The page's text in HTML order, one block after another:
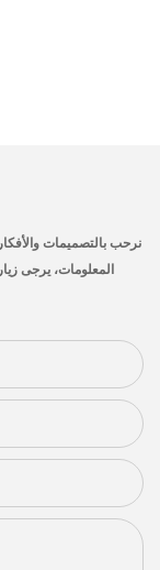
نرحب بالتصميمات
المعلومات، يرجى